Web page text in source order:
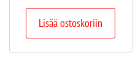
Lisää ostoskoriin